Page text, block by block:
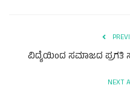
ವಿದ್ಯೆಯಿಂದ ಸಮಾಜದ ಪ್ರಗತಿ
NEXT